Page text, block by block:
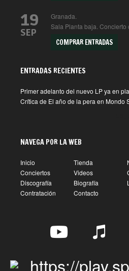
19
SEP
Granada.
Sala Planta baja. Concierto
COMPRAR ENTRADAS
ENTRADAS RECIENTES
Primer adelanto del nuevo LP ya en
Crítica de El año de la pera en Mondo
NAVEGA POR LA WEB
Inicio Tienda
Conciertos
Videos
Discografía
Biografía
Contratación
Contacto